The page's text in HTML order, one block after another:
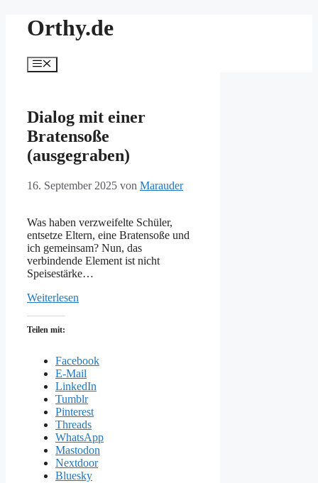
InhaltOrthy.de
Menü
Dialog mit einer
Bratensoße
(ausgegraben)
16. September 2025 von Marauder
Was haben verzweifelte Schüler,
entsetze Eltern, eine Bratensoße und
ich gemeinsam? Nun, das
verbindende Element ist nicht
Speisestärke…
Weiterlesen
Teilen mit:
Facebook
E-Mail
LinkedIn
Tumblr
Pinterest
Threads
WhatsApp
Mastodon
Nextdoor
Bluesky